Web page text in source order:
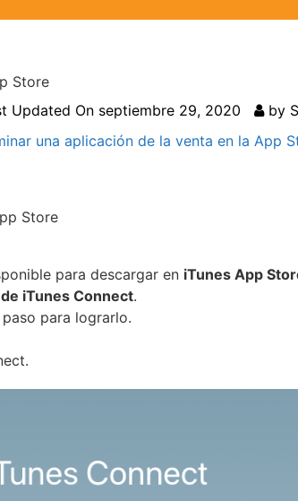
Store
Updated On septiembre 29, 2020 by
una aplicación de la venta en la App
Store
para descargar en iTunes App
iTunes Connect.
para lograrlo.
.